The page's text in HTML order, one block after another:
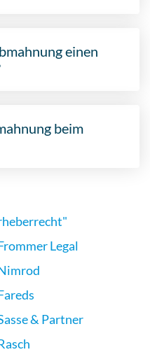
einen
beim
Legal
& Partner